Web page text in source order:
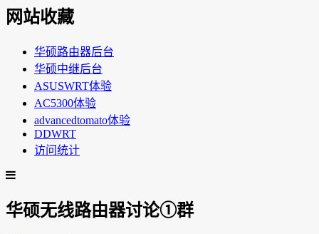
网站收藏
华硕路由器后台
华硕中继后台
ASUSWRT体验
AC5300体验
advancedtomato体验
DDWRT
访问统计
华硕无线路由器讨论①群